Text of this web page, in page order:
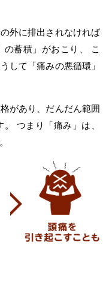
外に排出されなければ
蓄積」がおこり、
こ
して「痛みの悪循環」
があり、だんだん範囲
つまり「痛み」は、